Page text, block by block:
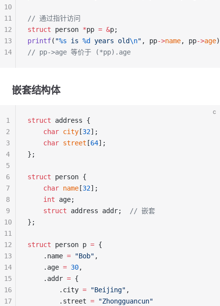
// 通过指针访问
struct person *pp = &p;
printf( "%s is %d years old\n" , pp->name, pp->age
// pp->age 等价于 (*pp).age
10
11
12
13
14
嵌套结构体
c
struct address {
    char
city [32];
    char
street [64];
};
struct person {
    char
name [32];
    int
age;
    struct
address addr;
  // 嵌套
};
struct person p = {
    .name
= "Bob" ,
    .age
= 30,
    .addr
= {
        .city
= "Beijing" ,
        .street
= "Zhongguancun"
1
2
3
4
5
6
7
8
9
10
11
12
13
14
15
16
17